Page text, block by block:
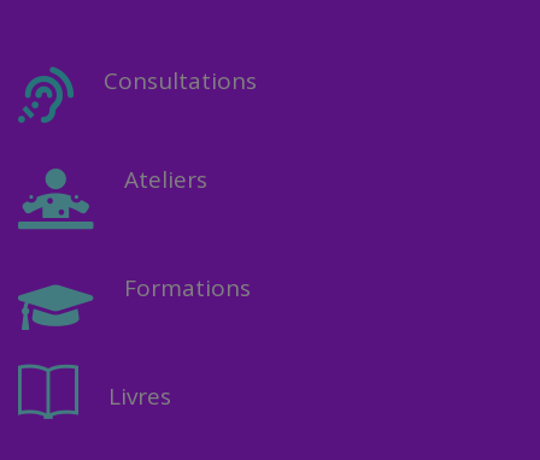
Consultations
Ateliers
Formations
Livres